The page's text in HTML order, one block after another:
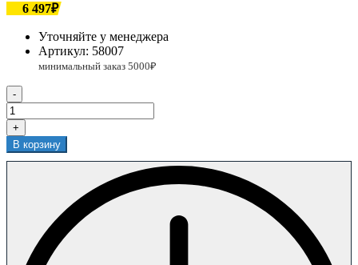
6 497₽
Уточняйте у менеджера
Артикул: 58007
-
+
В корзину